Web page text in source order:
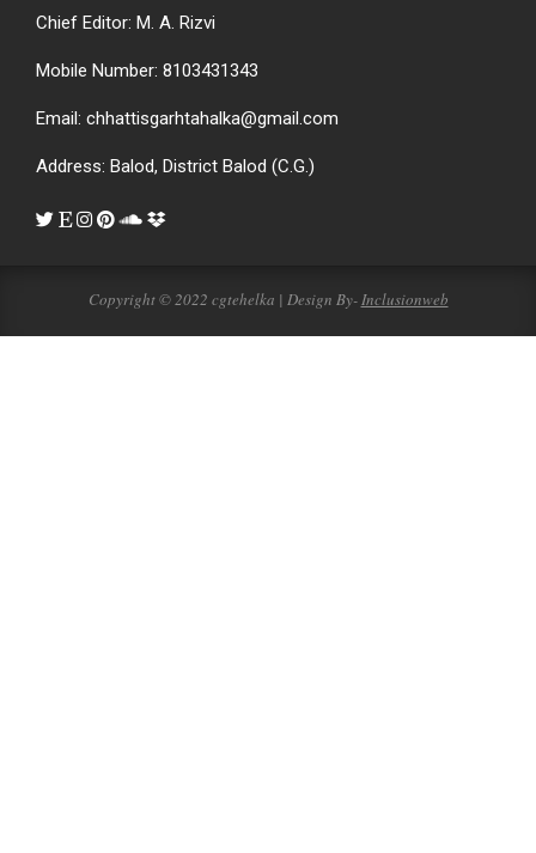
Chief Editor: M. A. Rizvi
Mobile Number: 8103431343
Email: chhattisgarhtahalka@gmail.com
Address: Balod, District Balod (C.G.)
Copyright © 2022 cgtehelka | Design By-Inclusionweb